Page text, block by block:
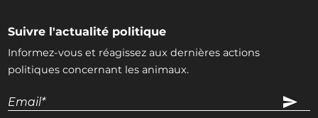
Suivre l'actualité politique
Informez-vous et réagissez aux dernières actions
politiques concernant les animaux.